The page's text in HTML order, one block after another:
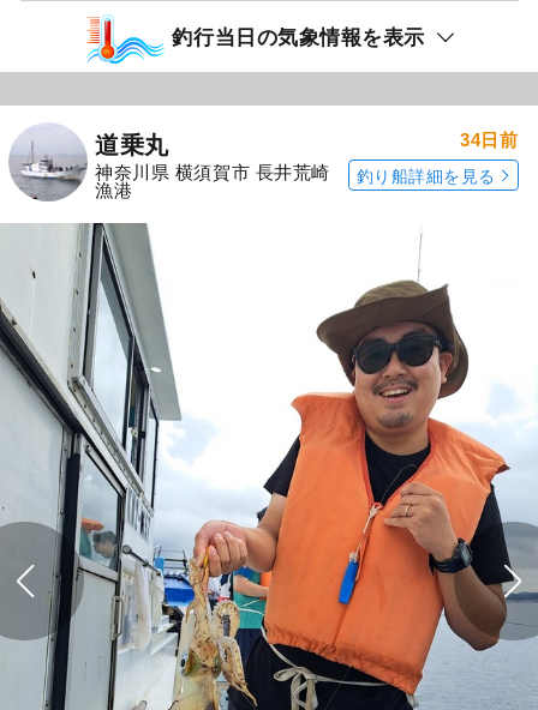
釣行当日の気象情報を表示
道乗丸
神奈川県 横須賀市 長井荒崎
漁港
34日前
釣り船詳細を見る